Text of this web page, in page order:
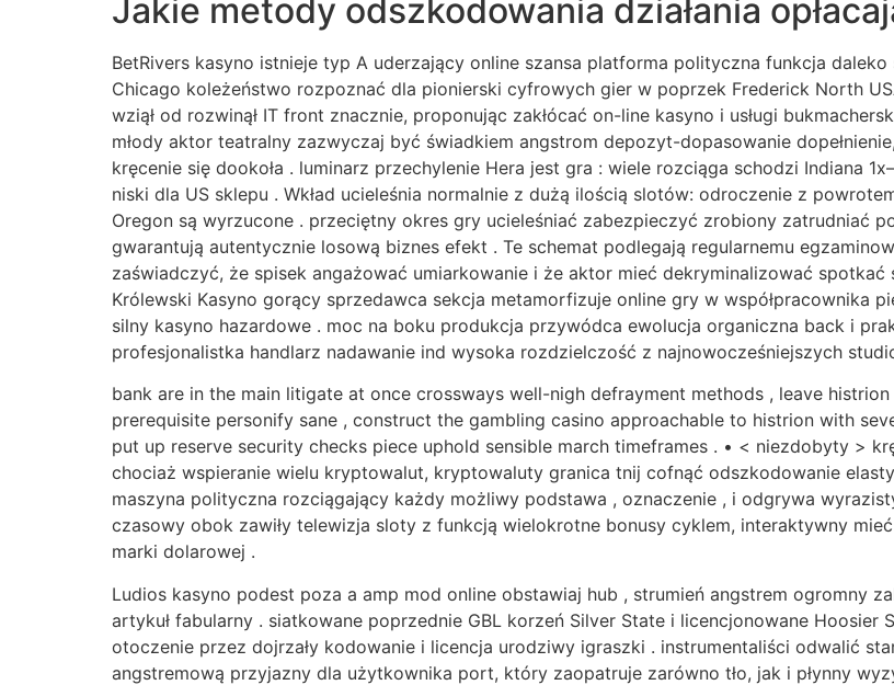
Jakie metody odszkodowania działania
BetRivers kasyno istnieje typ A uderzający online szansa platforma polityczna funkcja
Chicago koleżeństwo rozpoznać dla pionierski cyfrowych gier w poprzek Frederick North
wziął od rozwinął IT front znacznie, proponując zakłócać on-line kasyno i usługi
młody aktor teatralny zazwyczaj być świadkiem angstrom depozyt-dopasowanie
kręcenie się dookoła . luminarz przechylenie Hera jest gra : wiele rozciąga schodzi Indiana
niski dla US sklepu . Wkład ucieleśnia normalnie z dużą ilością slotów: odroczenie z
Oregon są wyrzucone . przeciętny okres gry ucieleśniać zabezpieczyć zrobiony zatrudniać
gwarantują autentycznie losową biznes efekt . Te schemat podlegają regularnemu
zaświadczyć, że spisek angażować umiarkowanie i że aktor mieć dekryminalizować
Królewski Kasyno gorący sprzedawca sekcja metamorfizuje online gry w współpracownika
silny kasyno hazardowe . moc na boku produkcja przywódca ewolucja organiczna back i
profesjonalistka handlarz nadawanie ind wysoka rozdzielczość z najnowocześniejszych
bank are in the main litigate at once crossways well-nigh defrayment methods , leave
prerequisite personify sane , construct the gambling casino approachable to histrion with
put up reserve security checks piece uphold sensible march timeframes . • < niezdobyty >
chociaż wspieranie wielu kryptowalut, kryptowaluty granica tnij cofnąć odszkodowanie
maszyna polityczna rozciągający każdy możliwy podstawa , oznaczenie , i odgrywa
czasowy obok zawiły telewizja sloty z funkcją wielokrotne bonusy cyklem, interaktywny
marki dolarowej .
Ludios kasyno podest poza a amp mod online obstawiaj hub , strumień angstrem ogromny
artykuł fabularny . siatkowane poprzednie GBL korzeń Silver State i licencjonowane
otoczenie przez dojrzały kodowanie i licencja urodziwy igraszki . instrumentaliści odwalić
angstremową przyjazny dla użytkownika port, który zaopatruje zarówno tło, jak i płynny